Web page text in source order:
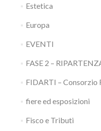
Estetica
Europa
EVENTI
FASE 2 –
FIDARTI – Consorzio
fiere ed esposizioni
Fisco e Tributi